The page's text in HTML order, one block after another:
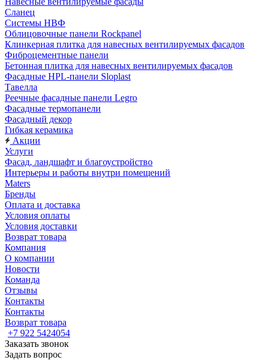
Сланец
Системы НВФ
Облицовочные панели Rockpanel
Клинкерная плитка для навесных вентилируемых фасадов
Фиброцементные панели
Бетонная плитка для навесных вентилируемых фасадов
Фасадные HPL-панели Sloplast
Тавелла
Реечные фасадные панели Legro
Фасадные термопанели
Фасадный декор
Гибкая керамика
Акции
Услуги
Фасад, ландшафт и благоустройство
Интерьеры и работы внутри помещений
Maters
Бренды
Оплата и доставка
Условия оплаты
Условия доставки
Возврат товара
Компания
О компании
Новости
Команда
Отзывы
Контакты
Контакты
Возврат товара
+7 922 5424054
Заказать звонок
Задать вопрос